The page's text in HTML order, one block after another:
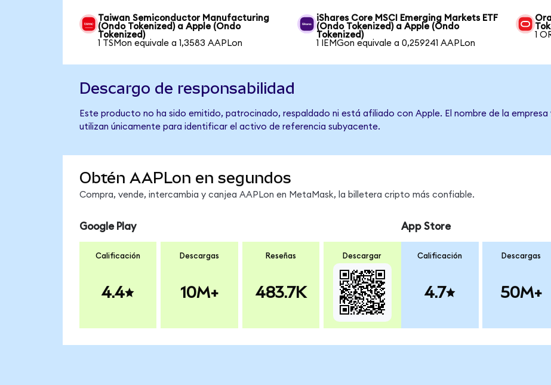
Taiwan Semiconductor Manufacturing
(Ondo Tokenized) a Apple (Ondo
Tokenized)
1 TSMon equivale a 1,3583 AAPLon
iShares Core MSCI Emerging Markets ETF
(Ondo Tokenized) a Apple (Ondo
Tokenized)
1 IEMGon equivale a 0,259241 AAPLon
1
Descargo de responsabilidad
Este producto no ha sido emitido, patrocinado, respaldado ni está afiliado con Apple. El nombre de la
utilizan únicamente para identificar el activo de referencia subyacente.
Obtén AAPLon en segundos
Compra, vende, intercambia y canjea AAPLon en MetaMask, la billetera cripto más confiable.
Google Play
Calificación
4.4
Descargas
10M+
Reseñas
483.7K
Descargar
App Store
Calificación
4.7
Descargas
50M+